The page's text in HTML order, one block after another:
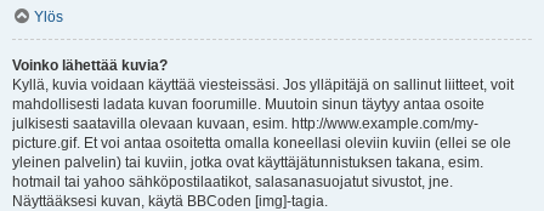
Ylös
Voinko lähettää kuvia?
Kyllä, kuvia voidaan käyttää viesteissäsi. Jos ylläpitäjä on sallinut liitteet, voit
mahdollisesti ladata kuvan foorumille. Muutoin sinun täytyy antaa osoite
julkisesti saatavilla olevaan kuvaan, esim. http://www.example.com/my-
picture.gif. Et voi antaa osoitetta omalla koneellasi oleviin kuviin (ellei se ole
yleinen palvelin) tai kuviin, jotka ovat käyttäjätunnistuksen takana, esim.
hotmail tai yahoo sähköpostilaatikot, salasanasuojatut sivustot, jne.
Näyttääksesi kuvan, käytä BBCoden [img]-tagia.